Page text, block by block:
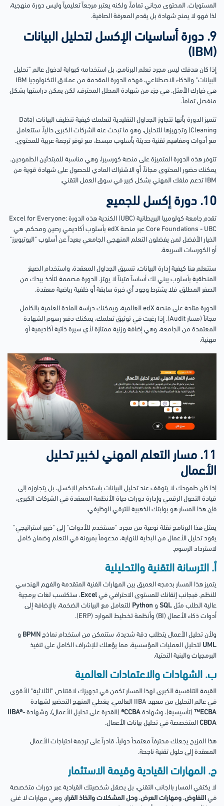
المستويات. المحتوى مجاني تماماً، ولكنه يعتبر مرجعاً تعليمياً وليس دورة منهجية،
لذا فهو لا يمنح شهادة بل يقدم المعرفة الصافية.
9. دورة أساسيات الإكسل لتحليل البيانات
(IBM)
إذا كان هدفك ليس مجرد تعلم البرنامج، بل استخدامه كبوابة لدخول عالم "تحليل
البيانات" والذكاء الاصطناعي، فهذه الدورة المقدمة من عملاق التكنولوجيا IBM
هي خيارك الأمثل. هي جزء من شهادة المحلل المحترف، لكن يمكن دراستها بشكل
منفصل تماماً.
تتميز الدورة بأنها تتجاوز الجداول التقليدية لتعلمك كيفية تنظيف البيانات (Data
Cleaning) وتجهيزها للتحليل، وهو ما تبحث عنه الشركات الكبرى حالياً. ستتعامل
مع أدوات ومفاهيم تقنية حديثة بأسلوب مبسط، مع توفر ترجمة عربية للمحتوى.
تتوفر هذه الدورة المتميزة على منصة كورسيرا، وهي مناسبة للمبتدئين الطموحين.
يمكنك حضور المحتوى مجاناً، أو الاشتراك المادي للحصول على شهادة قوية من
IBM تدعم ملفك المهني بشكل كبير في سوق العمل التقني.
10. دورة إكسل للجميع
تقدم جامعة كولومبيا البريطانية (UBC) الكندية هذه الدورة Excel for Everyone:
Core Foundations - UBC عبر منصة edX بأسلوب أكاديمي رصين ومحكم. هي
الخيار الأفضل لمن يفضلون التعلم المنهجي الجامعي بعيداً عن أسلوب "اليوتيوبرز"
أو الكورسات السريعة.
ستتعلم هنا كيفية إدارة البيانات، تنسيق الجداول المعقدة، واستخدام الصيغ
المنطقية بأسلوب يبني لك أساساً متيناً لا يهتز. الدورة مصممة لتأخذ بيدك من
الصفر المطلق، فلا يشترط وجود أي خبرة سابقة أو خلفية رياضية معقدة.
الدورة متاحة على منصة edX العالمية، ويمكنك دراسة المادة العلمية بالكامل
مجاناً (مسار Audit). إذا رغبت في توثيق تعلمك، يمكنك دفع رسوم الشهادة
المعتمدة من الجامعة، وهي إضافة وزنية ممتازة لأي سيرة ذاتية أكاديمية أو
مهنية.
11. مسار التعلم المهني لخبير تحليل
الأعمال
إذا كان طموحك لا يتوقف عند تحليل البيانات باستخدام الإكسل، بل يتجاوزه إلى
قيادة التحول الرقمي وإدارة دورات حياة الأنظمة المعقدة في الشركات الكبرى،
فإن هذا المسار هو بوابتك الذهبية للترقي الوظيفي.
يمثل هذا البرنامج نقلة نوعية من مجرد "مستخدم للأدوات" إلى "خبير استراتيجي"
يقود تحليل الأعمال من البداية للنهاية، مدعوماً بمرونة في التعلم وضمان كامل
لاسترداد الرسوم.
أ. الترسانة التقنية والتحليلية
يتميز هذا المسار بدمجه العميق بين المهارات الفنية المتقدمة والفهم الهندسي
للنظم. فبجانب إتقانك للمستوى الاحترافي في Excel، ستكتسب لغات برمجية
عالية الطلب مثل SQL و Python للتعامل مع البيانات الضخمة، بالإضافة إلى
أدوات ذكاء الأعمال (BI) وأنظمة تخطيط الموارد (ERP).
ولأن تحليل الأعمال يتطلب دقة شديدة، ستتمكن من استخدام نماذج BPMN و
UML لتحليل العمليات المؤسسية، مما يؤهلك للإشراف الكامل على تنفيذ
البرمجيات والبنية التحتية.
ب. الشهادات والاعتمادات العالمية
القيمة التنافسية الكبرى لهذا المسار تكمن في تجهيزك لاقتناص "الثلاثية" الأقوى
في عالم التحليل من معهد IIBA العالمي. يغطي المنهج التحضير لشهادة
ECBA™
(تأسيسية)، وشهادة CCBA® (القدرة على تحليل الأعمال)، وشهادةIIBA®-
CBDA المتخصصة في تحليل بيانات الأعمال.
هذا المزيج يجعلك محترفاً معتمداً دولياً، قادراً على ترجمة احتياجات الأعمال
المعقدة إلى حلول تقنية ناجحة.
ج. المهارات القيادية وقيمة الاستثمار
لا يكتفي المسار بالجانب التقني، بل يصقل شخصيتك القيادية عبر دورات متخصصة
في التفاوض، ومهارات العرض، وحل المشكلات واتخاذ القرار، وهي مهارات لا غنى